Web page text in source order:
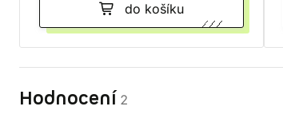
do košíku
Hodnocení 2